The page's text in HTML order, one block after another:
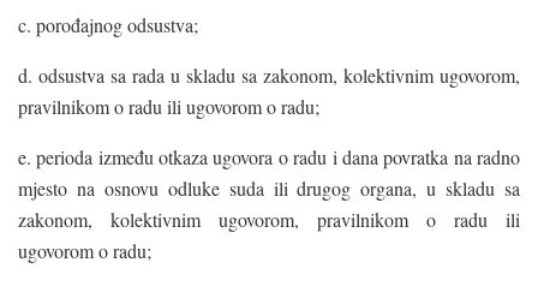
c. porođajnog odsustva;
d. odsustva sa rada u skladu sa zakonom, kolektivnim ugovorom,
pravilnikom o radu ili ugovorom o radu;
e. perioda između otkaza ugovora o radu i dana povratka na radno
mjesto na osnovu odluke suda ili drugog organa, u skladu sa
zakonom, kolektivnim ugovorom, pravilnikom o radu ili
ugovorom o radu;